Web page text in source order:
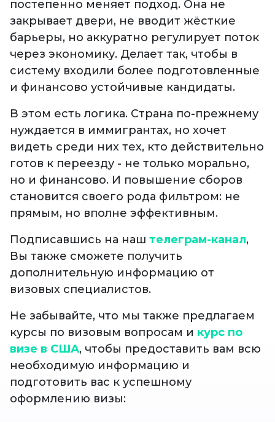
постепенно меняет подход. Она не
закрывает двери, не вводит жёсткие
барьеры, но аккуратно регулирует поток
через экономику. Делает так, чтобы в
систему входили более подготовленные
и финансово устойчивые кандидаты.
В этом есть логика. Страна по-прежнему
нуждается в иммигрантах, но хочет
видеть среди них тех, кто действительно
готов к переезду - не только морально,
но и финансово. И повышение сборов
становится своего рода фильтром: не
прямым, но вполне эффективным.
Подписавшись на наш телеграм-канал,
Вы также сможете получить
дополнительную информацию от
визовых специалистов.
Не забывайте, что мы также предлагаем
курсы по визовым вопросам и курс по
визе в США, чтобы предоставить вам всю
необходимую информацию и
подготовить вас к успешному
оформлению визы: